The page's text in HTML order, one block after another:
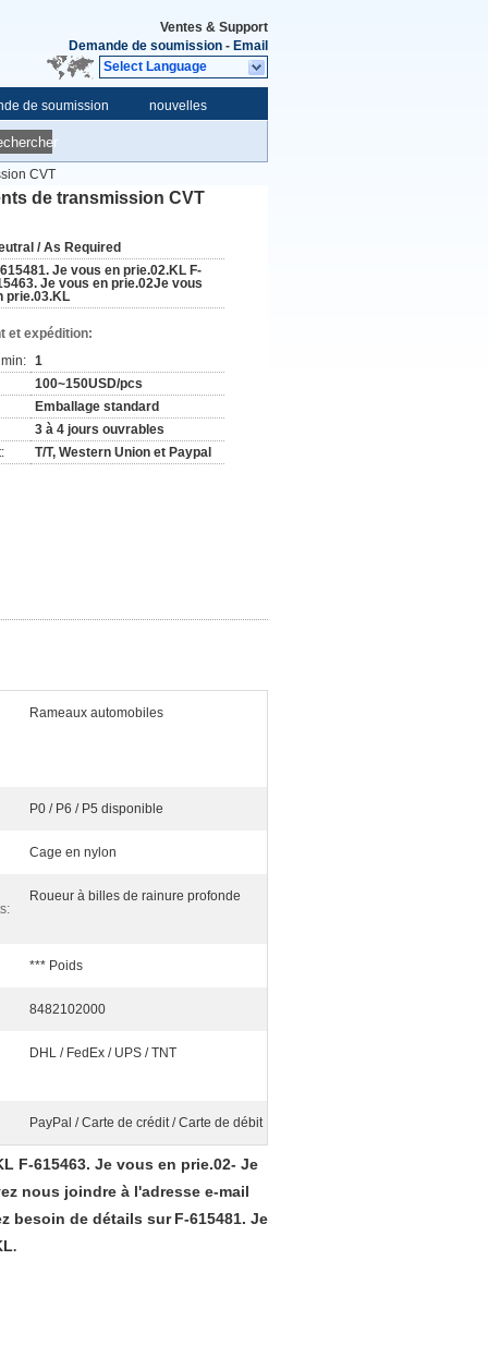
Ventes & Support
Demande de soumission - Email
Select Language
de soumission nouvelles
CVT
de transmission CVT
/ As Required
Je vous en prie.02.KL F-
Je vous en prie.02Je vous
prie.03.KL
et expédition:
1
100~150USD/pcs
Emballage standard
3 à 4 jours ouvrables
T/T, Western Union et Paypal
Rameaux automobiles
P0 / P6 / P5 disponible
Cage en nylon
Roueur à billes de rainure profonde
*** Poids
8482102000
DHL / FedEx / UPS / TNT
PayPal / Carte de crédit / Carte de débit
F-615463. Je vous en prie.02- Je
nous joindre à l'adresse e-mail
besoin de détails sur F-615481. Je
.